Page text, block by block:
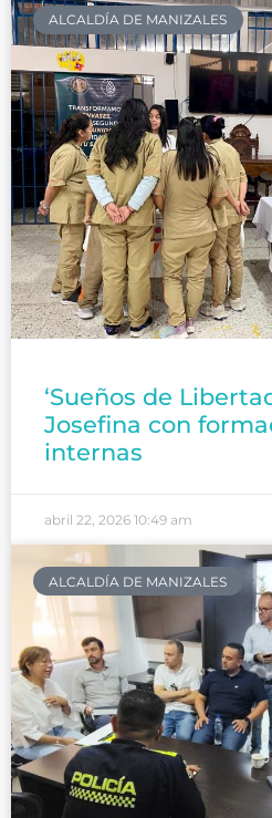
ALCALDÍA DE MANIZALES
‘Sueños de
Josefina con
internas
abril 22, 2026 10:49 am
ALCALDÍA DE MANIZALES